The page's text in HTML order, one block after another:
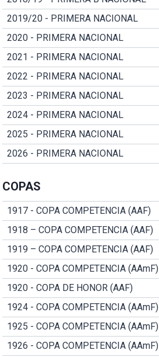
2019/20 - PRIMERA NACIONAL
2020 - PRIMERA NACIONAL
2021 - PRIMERA NACIONAL
2022 - PRIMERA NACIONAL
2023 - PRIMERA NACIONAL
2024 - PRIMERA NACIONAL
2025 - PRIMERA NACIONAL
2026 - PRIMERA NACIONAL
COPAS
1917 - COPA COMPETENCIA (AAF)
1918 – COPA COMPETENCIA (AAF)
1919 – COPA COMPETENCIA (AAF)
1920 - COPA COMPETENCIA (AAmF)
1920 - COPA DE HONOR (AAF)
1924 - COPA COMPETENCIA (AAmF)
1925 - COPA COMPETENCIA (AAmF)
1926 - COPA COMPETENCIA (AAmF)